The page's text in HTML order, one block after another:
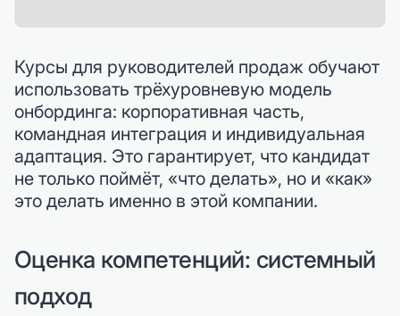
Курсы для руководителей продаж обучают
использовать трёхуровневую модель
онбординга: корпоративная часть,
командная интеграция и индивидуальная
адаптация. Это гарантирует, что кандидат
не только поймёт, «что делать», но и «как»
это делать именно в этой компании.
Оценка компетенций: системный
подход